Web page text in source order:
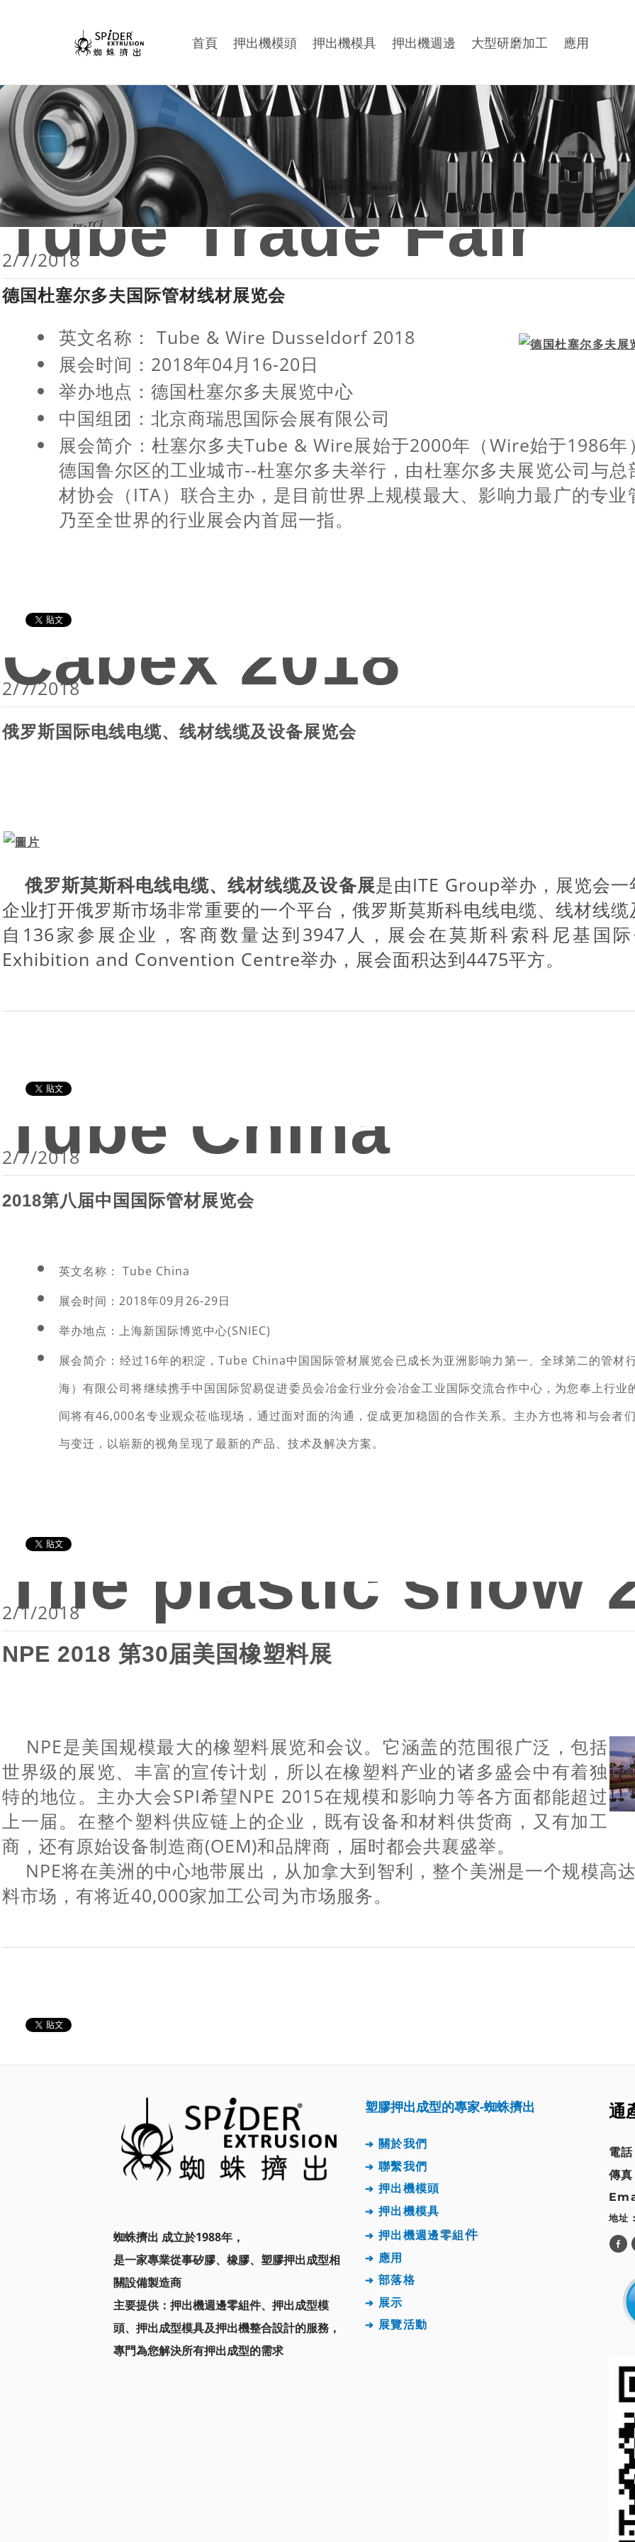
首頁 押出機模頭 押出機模具 押出機週邊 大型研磨加工 應用
Tube Trade Fair
2/7/2018
德国杜塞尔多夫国际管材线材展览会
英文名称： Tube & Wire Dusseldorf 2018
展会时间：2018年04月16-20日
举办地点：德国杜塞尔多夫展览中心
中国组团：北京商瑞思国际会展有限公司
展会简介：杜塞尔多夫Tube & Wire展始于2000年（Wire始于1986年
德国鲁尔区的工业城市--杜塞尔多夫举行，由杜塞尔多夫展览公司与
材协会（ITA）联合主办，是目前世界上规模最大、影响力最广的专
乃至全世界的行业展会内首屈一指。
Cabex 2018
2/7/2018
俄罗斯国际电线电缆、线材线缆及设备展览会
​俄罗斯莫斯科电线电缆、线材线缆及设备展是由ITE Group举办，展览会
企业打开俄罗斯市场非常重要的一个平台，俄罗斯莫斯科电线电缆、线材线
自 136家参展企业，客商数量达到3947人，展会在莫斯科索科尼基国
Exhibition and Convention Centre举办，展会面积达到4475平方。
Tube China
2/7/2018
2018第八届中国国际管材展览会
英文名称： Tube China
展会时间：2018年09月26-29日
举办地点：上海新国际博览中心(SNIEC)
展会简介：经过16年的积淀，Tube China中国国际管材展览会已成长为亚洲影响力第一、全球第二的管材
海）有限公司将继续携手中国国际贸易促进委员会冶金行业分会冶金工业国际交流合作中心，为您奉上行业
间将有46,000名专业观众莅临现场，通过面对面的沟通，促成更加稳固的合作关系。主办方也将和与会者
与变迁，以崭新的视角呈现了最新的产品、技术及解决方案。
The plastic show
2/1/2018
NPE 2018 第30届美国橡塑料展
NPE是美国规模最大的橡塑料展览和会议。它涵盖的范围很广泛，包括
世界级的展览、丰富的宣传计划，所以在橡塑料产业的诸多盛会中有着独
特的地位。主办大会SPI希望NPE 2015在规模和影响力等各方面都能超过
上一届。在整个塑料供应链上的企业，既有设备和材料供货商，又有加工
商，还有原始设备制造商(OEM)和品牌商，届时都会共襄盛举。
NPE将在美洲的中心地带展出，从加拿大到智利，整个美洲是一个规模高
料市场，有将近40,000家加工公司为市场服务。
蜘蛛擠出 成立於1988年，
是一家專業從事矽膠、橡膠、塑膠押出成型相
關設備製造商
主要提供： 押出機週邊零組件、押出成型模
頭、 押出成型模具及押出機整合設計的服務，
專門為您解決所有押出成型的需求
塑膠押出成型的專家-蜘蛛擠出
➔ 關於我們
➔ 聯繫我們
➔ 押出機模頭
➔ 押出機模具
➔ 押出機週邊零組件
➔ 應用
➔ 部落格
➔ 展示
➔ 展覽活動
通
電
傳
地址